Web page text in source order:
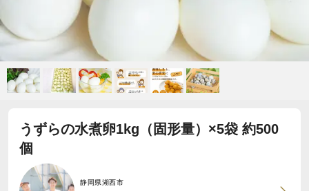
うずらの水煮卵1kg（固形量）×5袋 約500
個
静岡県湖西市